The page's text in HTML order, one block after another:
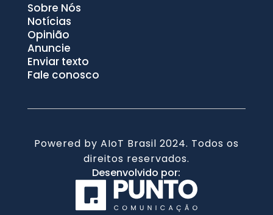
Sobre Nós
Notícias
Opinião
Anuncie
Enviar texto
Fale conosco
Powered by AIoT Brasil 2024. Todos os
direitos reservados.
Desenvolvido por: